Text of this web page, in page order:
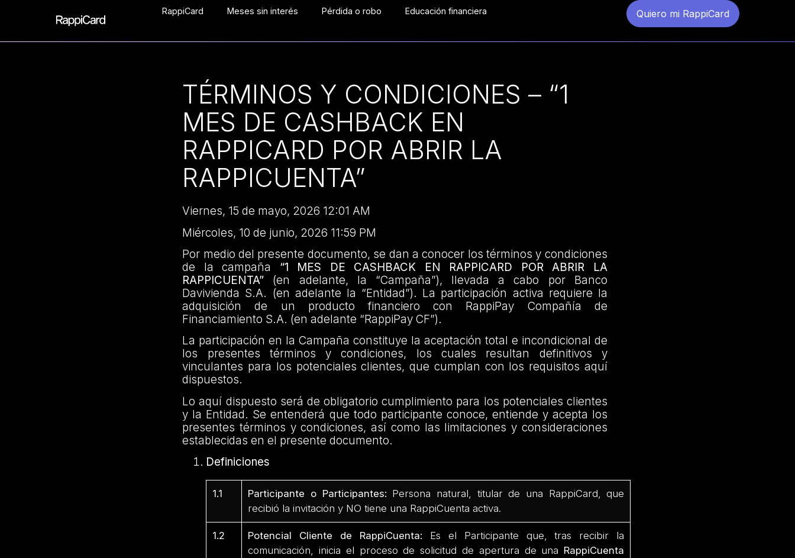
RappiCard Meses sin interés Pérdida o robo Educación financiera Quiero mi RappiCard
TÉRMINOS Y CONDICIONES – “1
MES DE CASHBACK EN
RAPPICARD POR ABRIR LA
RAPPICUENTA”
Viernes, 15 de mayo, 2026 12:01 AM
Miércoles, 10 de junio, 2026 11:59 PM
Por medio del presente documento, se dan a conocer los términos y condiciones
de la campaña “1 MES DE CASHBACK EN RAPPICARD POR ABRIR LA
RAPPICUENTA” (en adelante, la “Campaña”), llevada a cabo por Banco
Davivienda S.A. (en adelante la “Entidad”). La participación activa requiere la
adquisición de un producto financiero con RappiPay Compañía de
Financiamiento S.A. (en adelante “RappiPay CF”).
La participación en la Campaña constituye la aceptación total e incondicional de
los presentes términos y condiciones, los cuales resultan definitivos y
vinculantes para los potenciales clientes, que cumplan con los requisitos aquí
dispuestos.
Lo aquí dispuesto será de obligatorio cumplimiento para los potenciales clientes
y la Entidad. Se entenderá que todo participante conoce, entiende y acepta los
presentes términos y condiciones, así como las limitaciones y consideraciones
establecidas en el presente documento.
Definiciones
1.1 Participante o Participantes: Persona natural, titular de una RappiCard, que
recibió la invitación y NO tiene una RappiCuenta activa.
1.2 Potencial Cliente de RappiCuenta: Es el Participante que, tras recibir la
comunicación, inicia el proceso de solicitud de apertura de una RappiCuenta